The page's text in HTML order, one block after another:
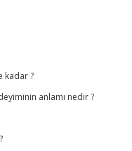
kadar ?
anlamı nedir ?